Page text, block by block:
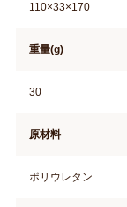
110×33×170
重量(g)
30
原材料
ポリウレタン